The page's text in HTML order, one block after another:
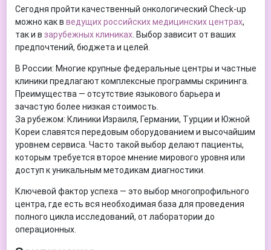
Сегодня пройти качественный онкологический Check-up
можно как в ведущих российских медицинских центрах,
так и в зарубежных клиниках. Выбор зависит от ваших
предпочтений, бюджета и целей.
В России: Многие крупные федеральные центры и частные
клиники предлагают комплексные программы скрининга.
Преимущества — отсутствие языкового барьера и
зачастую более низкая стоимость.
За рубежом: Клиники Израиля, Германии, Турции и Южной
Кореи славятся передовым оборудованием и высочайшим
уровнем сервиса. Часто такой выбор делают пациенты,
которым требуется второе мнение мирового уровня или
доступ к уникальным методикам диагностики.
Ключевой фактор успеха — это выбор многопрофильного
центра, где есть вся необходимая база для проведения
полного цикла исследований, от лаборатории до
операционных.